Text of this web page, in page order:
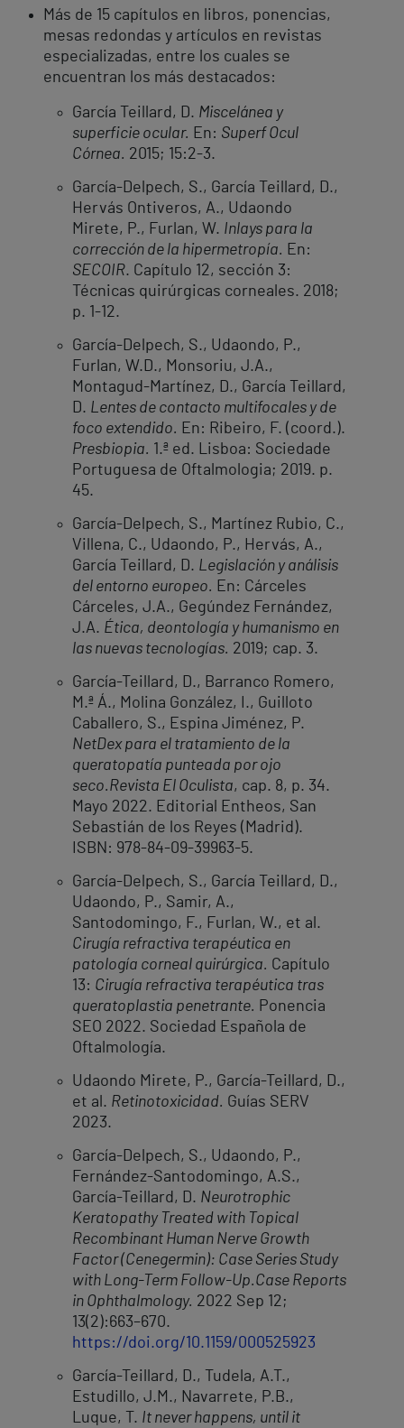
Más de 15 capítulos en libros, ponencias,
mesas redondas y artículos en revistas
especializadas, entre los cuales se
encuentran los más destacados:
García Teillard, D. Miscelánea y
superficie ocular. En: Superf Ocul
Córnea. 2015; 15:2-3.
García-Delpech, S., García Teillard, D.,
Hervás Ontiveros, A., Udaondo
Mirete, P., Furlan, W. Inlays para la
corrección de la hipermetropía. En:
SECOIR. Capítulo 12, sección 3:
Técnicas quirúrgicas corneales. 2018;
p. 1-12.
García-Delpech, S., Udaondo, P.,
Furlan, W.D., Monsoriu, J.A.,
Montagud-Martínez, D., García Teillard,
D. Lentes de contacto multifocales y de
foco extendido. En: Ribeiro, F. (coord.).
Presbiopia.
1.ª ed. Lisboa: Sociedade
Portuguesa de Oftalmologia; 2019. p.
45.
García-Delpech, S., Martínez Rubio, C.,
Villena, C., Udaondo, P., Hervás, A.,
García Teillard, D. Legislación y análisis
del entorno europeo. En: Cárceles
Cárceles, J.A., Gegúndez Fernández,
J.A. Ética, deontología y humanismo en
las nuevas tecnologías. 2019; cap. 3.
García-Teillard, D., Barranco Romero,
M.ª Á., Molina González, I., Guilloto
Caballero, S., Espina Jiménez, P.
NetDex para el tratamiento de la
queratopatía punteada por ojo
seco.Revista El Oculista, cap. 8, p. 34.
Mayo 2022. Editorial Entheos, San
Sebastián de los Reyes (Madrid).
ISBN: 978-84-09-39963-5.
García-Delpech, S., García Teillard, D.,
Udaondo, P., Samir, A.,
Santodomingo, F., Furlan, W., et al.
Cirugía refractiva terapéutica en
patología corneal quirúrgica. Capítulo
13: Cirugía refractiva terapéutica tras
queratoplastia penetrante. Ponencia
SEO 2022. Sociedad Española de
Oftalmología.
Udaondo Mirete, P., García-Teillard, D.,
et al. Retinotoxicidad. Guías SERV
2023.
García-Delpech, S., Udaondo, P.,
Fernández-Santodomingo, A.S.,
García-Teillard, D. Neurotrophic
Keratopathy Treated with Topical
Recombinant Human Nerve Growth
Factor (Cenegermin): Case Series Study
with Long-Term Follow-Up.Case Reports
in Ophthalmology. 2022 Sep 12;
13(2):663–670.
https://doi.org/10.1159/000525923
García-Teillard, D., Tudela, A.T.,
Estudillo, J.M., Navarrete, P.B.,
Luque, T. It never happens, until it